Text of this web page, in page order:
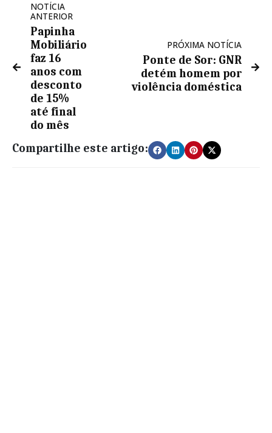
NOTÍCIA
ANTERIOR
Papinha
Mobiliário
faz 16
anos com
desconto
de 15%
até final
do mês
PRÓXIMA NOTÍCIA
Ponte de Sor: GNR
detém homem por
violência doméstica
Compartilhe este artigo: